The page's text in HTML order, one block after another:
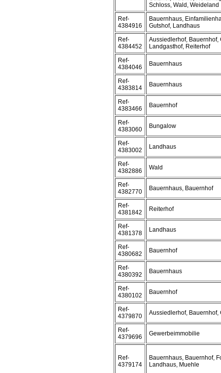
Schloss, Wald, Weideland
Ref-
4384916
Bauernhaus,
Gutshof, Landhaus
Ref-
4384452
Aussiedlerhof, Bauernhof,
Landgasthof, Reiterhof
Ref-
4384046
Bauernhaus
Ref-
4383814
Bauernhaus
Ref-
4383466
Bauernhof
Ref-
4383060
Bungalow
Ref-
4383002
Landhaus
Ref-
4382886
Wald
Ref-
4382770
Bauernhaus, Bauernhof
Ref-
4381842
Reiterhof
Ref-
4381378
Landhaus
Ref-
4380682
Bauernhof
Ref-
4380392
Bauernhaus
Ref-
4380102
Bauernhof
Ref-
4379870
Aussiedlerhof, Bauernhof,
Ref-
4379696
Gewerbeimmobilie
Ref-
4379174
Bauernhaus, Bauernhof,
Landhaus, Muehle